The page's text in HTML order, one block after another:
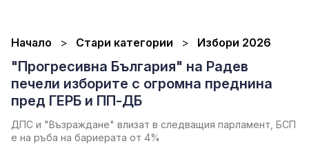
Начало Стари категории Избори 2026
"Прогресивна България" на Радев
печели изборите с огромна преднина
пред ГЕРБ и ПП-ДБ
ДПС и "Възраждане" влизат в следващия парламент, БСП
е на ръба на бариерата от 4%